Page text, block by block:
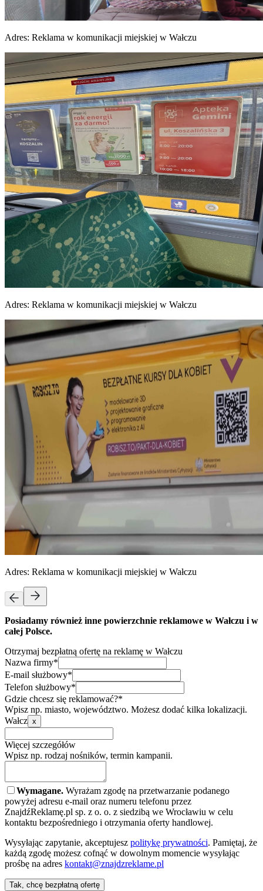
Adres: Reklama w komunikacji miejskiej w Wałczu
Adres: Reklama w komunikacji miejskiej w Wałczu
Adres: Reklama w komunikacji miejskiej w Wałczu
Posiadamy również inne powierzchnie reklamowe w Wałczu i w
całej Polsce.
Otrzymaj bezpłatną ofertę na reklamę w Wałczu
Nazwa firmy*
E-mail służbowy*
Telefon służbowy*
Gdzie chcesz się reklamować?*
Wpisz np. miasto, województwo. Możesz dodać kilka lokalizacji.
Wałcz x
Więcej szczegółów
Wpisz np. rodzaj nośników, termin kampanii.
Wymagane. Wyrażam zgodę na przetwarzanie podanego
powyżej adresu e-mail oraz numeru telefonu przez
ZnajdźReklamę.pl sp. z o. o. z siedzibą we Wrocławiu w celu
kontaktu bezpośredniego i otrzymania oferty handlowej.
Wysyłając zapytanie, akceptujesz politykę prywatności. Pamiętaj, że
każdą zgodę możesz cofnąć w dowolnym momencie wysyłając
prośbę na adres kontakt@znajdzreklame.pl
Tak, chcę bezpłatną ofertę